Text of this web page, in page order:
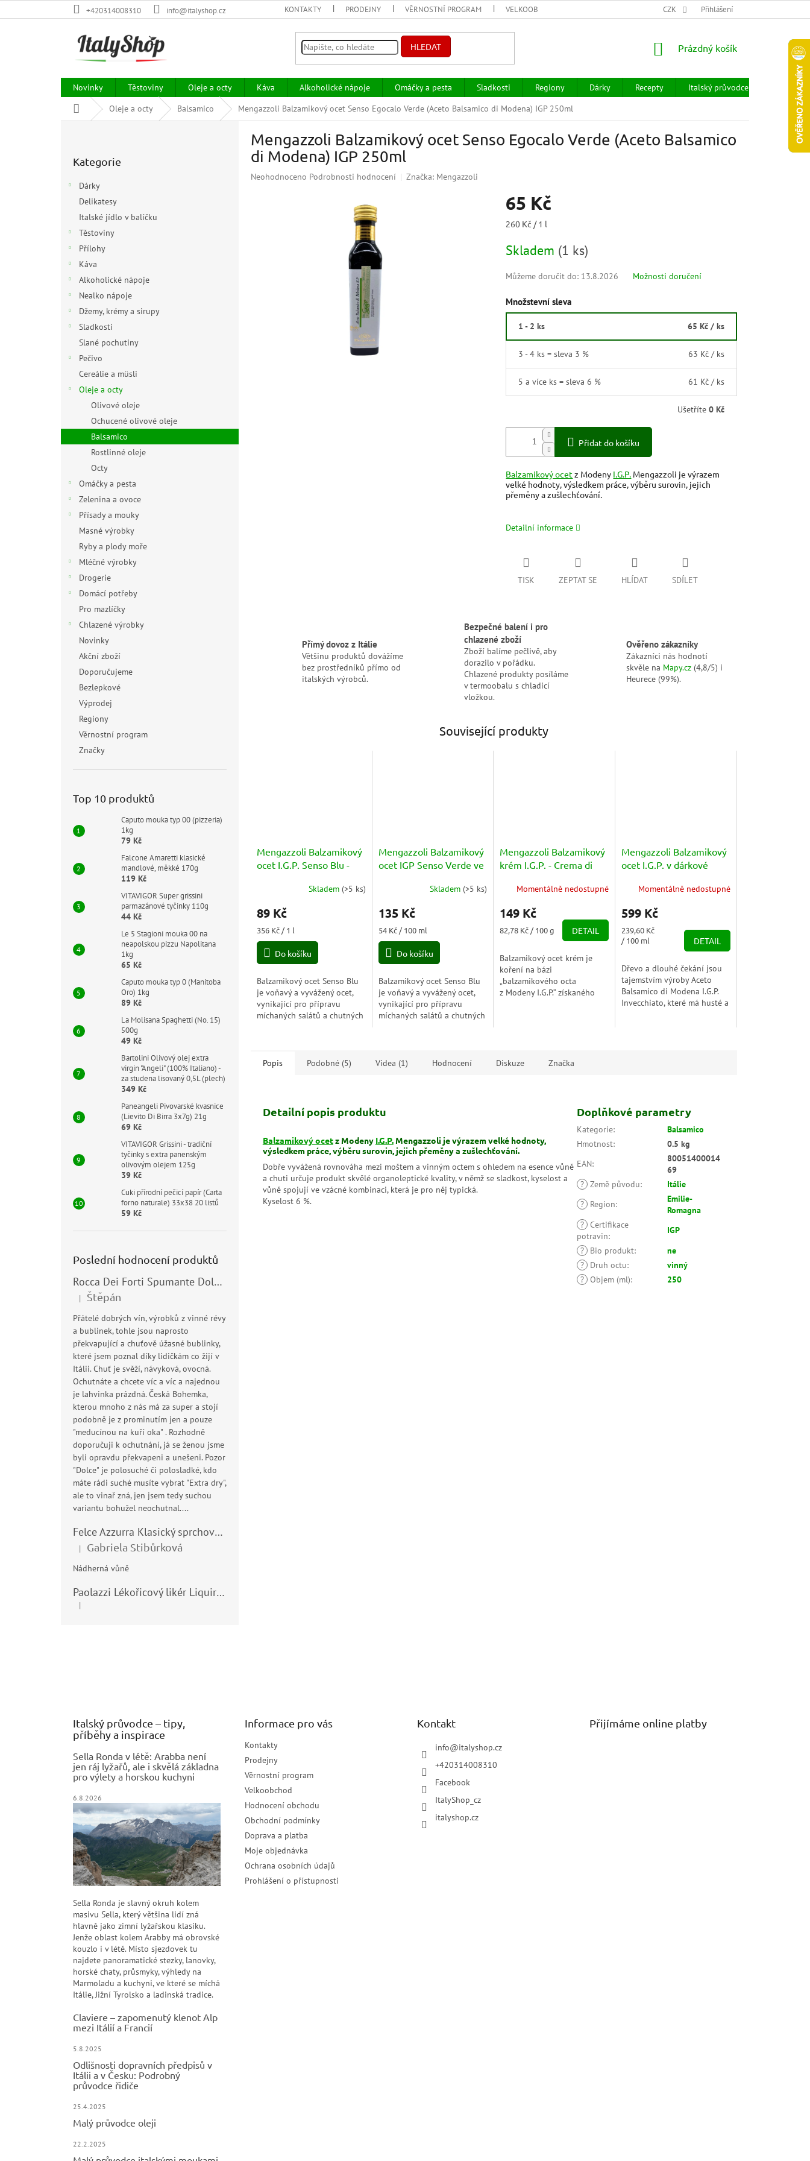
na
+420314008310 info@italyshop.cz KONTAKTY PRODEJNY VĚRNOSTNÍ PROGRAM VELKOOBCHOD HODNOCENÍ OBCHODU OBCHODNÍ PODMÍNKY
CZK Přihlášení
HLEDAT
NÁKUPNÍ
Prázdný košík
Novinky Těstoviny Oleje a octy Káva Alkoholické nápoje Omáčky a pesta Sladkosti Regiony Dárky Recepty Italský průvodce
Prodejny
Domů Oleje a octy Balsamico Mengazzoli Balzamikový ocet Senso Egocalo Verde (Aceto Balsamico di Modena) IGP 250ml
kategorie
Kategorie
Dárky
Delikatesy
Italské jídlo v balíčku
Těstoviny
Přílohy
Káva
Alkoholické nápoje
Nealko nápoje
Džemy, krémy a sirupy
Sladkosti
Slané pochutiny
Pečivo
Cereálie a müsli
Oleje a octy
Olivové oleje
Ochucené olivové oleje
Balsamico
Rostlinné oleje
Octy
Omáčky a pesta
Zelenina a ovoce
Přísady a mouky
Masné výrobky
Ryby a plody moře
Mléčné výrobky
Drogerie
Domácí potřeby
Pro mazlíčky
Chlazené výrobky
Novinky
Akční zboží
Doporučujeme
Bezlepkové
Výprodej
Regiony
Věrnostní program
Značky
Top 10 produktů
Caputo mouka typ 00 (pizzeria)
1kg
79 Kč
Falcone Amaretti klasické
mandlové, měkké 170g
119 Kč
VITAVIGOR Super grissini
parmazánové tyčinky 110g
44 Kč
Le 5 Stagioni mouka 00 na
neapolskou pizzu Napolitana
1kg
65 Kč
Caputo mouka typ 0 (Manitoba
Oro) 1kg
89 Kč
La Molisana Spaghetti (No. 15)
500g
49 Kč
Bartolini Olivový olej extra
virgin "Angeli" (100% Italiano) -
za studena lisovaný 0,5L (plech)
349 Kč
Paneangeli Pivovarské kvasnice
(Lievito Di Birra 3x7g) 21g
69 Kč
VITAVIGOR Grissini - tradiční
tyčinky s extra panenským
olivovým olejem 125g
39 Kč
Cuki přírodní pečicí papír (Carta
forno naturale) 33x38 20 listů
59 Kč
Poslední hodnocení produktů
Rocca Dei Forti Spumante Dolce 11,5% 0,75l
Hodnocení produktu je 5 z 5 hvězdiček.
| Štěpán
Přátelé dobrých vín, výrobků z vinné révy
a bublinek, tohle jsou naprosto
překvapující a chuťově úžasné bublinky,
které jsem poznal díky lidičkám co žijí v
Itálii. Chuť je svěží, návyková, ovocná.
Ochutnáte a chcete víc a víc a najednou
je lahvinka prázdná. Česká Bohemka,
kterou mnoho z nás má za super a stojí
podobně je z prominutím jen a pouze
"meducínou na kuří oka" . Rozhodně
doporučuji k ochutnání, já se ženou jsme
byli opravdu překvapeni a unešeni. Pozor
"Dolce" je polosuché či polosladké, kdo
máte rádi suché musíte vybrat "Extra dry",
ale to vinař zná, jen jsem tedy suchou
variantu bohužel neochutnal....
Felce Azzurra Klasický sprchový gel - doccia gel 400ml
Hodnocení produktu je 5 z 5 hvězdiček.
| Gabriela Stibůrková
Nádherná vůně
Paolazzi Lékořicový likér Liquirizia 24% 0,7L
Hodnocení produktu je 5 z 5 hvězdiček.
|
Mengazzoli Balzamikový ocet Senso Egocalo Verde (Aceto Balsamico
di Modena) IGP 250ml
Průměrné
Neohodnoceno Podrobnosti hodnocení Značka: Mengazzoli
65 Kč
Měrná
260 Kč / 1 l
Skladem (1 ks)
Můžeme doručit do: 13.8.2026 Možnosti doručení
Množstevní sleva
1 - 2 ks 65 Kč / ks
3 - 4 ks = sleva 3 % 63 Kč / ks
5 a více ks = sleva 6 % 61 Kč / ks
Ušetříte0 Kč
Přidat do košíku
Balzamikový ocetz Modeny I.G.P. Mengazzoli je výrazem
velké hodnoty, výsledkem práce, výběru surovin, jejich
přeměny a zušlechťování.
Detailní informace
TISK ZEPTAT SE HLÍDAT SDÍLET
Přímý dovoz z Itálie
Většinu produktů dovážíme
bez prostředníků přímo od
italských výrobců.
Bezpečné balení i pro
chlazené zboží
Zboží balíme pečlivě, aby
dorazilo v pořádku.
Chlazené produkty posíláme
v termoobalu s chladicí
vložkou.
Ověřeno zákazníky
Zákazníci nás hodnotí
skvěle na Mapy.cz (4,8/5) i
Heurece (99%).
Související produkty
Mengazzoli Balzamikový
ocet I.G.P. Senso Blu -
Modena 250mlSkladem (>5 ks)
89 Kč
Měrná
cena:
356 Kč / 1 l
Do košíku
Balzamikový ocet Senso Blu
je voňavý a vyvážený ocet,
vynikající pro přípravu
míchaných salátů a chutných
Mengazzoli Balzamikový
ocet IGP Senso Verde ve
di Modena Spray 250ml
Skladem(>5 ks)
135 Kč
Měrná
cena:
54 Kč / 100 ml
Do košíku
Balzamikový ocet Senso Blu
je voňavý a vyvážený ocet,
vynikající pro přípravu
míchaných salátů a chutných
Mengazzoli Balzamikový
krém I.G.P. - Crema di
180gMomentálně nedostupné
149 Kč
Měrná
82,78 Kč / 100 g DETAIL
Balzamikový ocet krém je
koření na bázi
„balzamikového octa
z Modeny I.G.P.“ získaného
Mengazzoli Balzamikový
ocet I.G.P. v dárkové
Modena 250ml
Momentálně nedostupné
599 Kč
Měrná
cena:
239,60 Kč
/ 100 ml
DETAIL
Dřevo a dlouhé čekání jsou
tajemstvím výroby Aceto
Balsamico di Modena I.G.P.
Invecchiato, které má husté a
Popis Podobné (5) Videa (1) Hodnocení Diskuze Značka
Detailní popis produktu
Balzamikový ocetz Modeny I.G.P.Mengazzoli je výrazem velké hodnoty,
výsledkem práce, výběru surovin, jejich přeměny a zušlechťování.
Dobře vyvážená rovnováha mezi moštem a vinným octem s ohledem na esence vůně
a chuti určuje produkt skvělé organoleptické kvality, v němž se sladkost, kyselost a
vůně spojují ve vzácné kombinaci, která je pro něj typická.
Kyselost 6 %.
Doplňkové parametry
Kategorie:
Balsamico
Hmotnost:
0.5 kg
EAN:
80051400014
69
? Země původu:
Itálie
?
Region:
Emilie-
Romagna
? Certifikace
potravin:
IGP
?
Bio produkt:
ne
?
Druh octu:
vinný
? Objem (ml): 250
Italský průvodce – tipy,
příběhy a inspirace
Sella Ronda v létě: Arabba není
jen ráj lyžařů, ale i skvělá základna
pro výlety a horskou kuchyni
6.8.2026
Sella Ronda je slavný okruh kolem
masivu Sella, který většina lidí zná
hlavně jako zimní lyžařskou klasiku.
Jenže oblast kolem Arabby má obrovské
kouzlo i v létě. Místo sjezdovek tu
najdete panoramatické stezky, lanovky,
horské chaty, průsmyky, výhledy na
Marmoladu a kuchyni, ve které se míchá
Itálie, Jižní Tyrolsko a ladinská tradice.
Claviere – zapomenutý klenot Alp
mezi Itálií a Francií
5.8.2025
Odlišnosti dopravních předpisů v
Itálii a v Česku: Podrobný
průvodce řidiče
25.4.2025
Malý průvodce oleji
22.2.2025
Informace pro vás
Kontakty
Prodejny
Věrnostní program
Velkoobchod
Hodnocení obchodu
Obchodní podmínky
Doprava a platba
Moje objednávka
Ochrana osobních údajů
Prohlášení o přístupnosti
Kontakt
info@italyshop.cz
+420314008310
Facebook
ItalyShop_cz
italyshop.cz
Přijímáme online platby